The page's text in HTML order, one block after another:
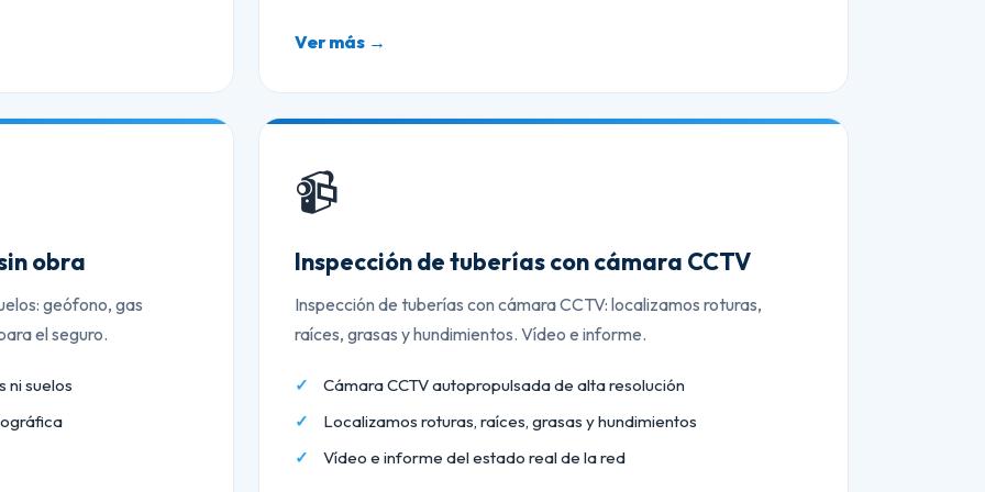
Ver más →
obra
geófono, gas
el seguro.
ni suelos
📹
Inspección de tuberías con cámara CCTV
Inspección de tuberías con cámara CCTV: localizamos roturas,
raíces, grasas y hundimientos. Vídeo e informe.
Cámara CCTV autopropulsada de alta resolución
Localizamos roturas, raíces, grasas y hundimientos
Vídeo e informe del estado real de la red